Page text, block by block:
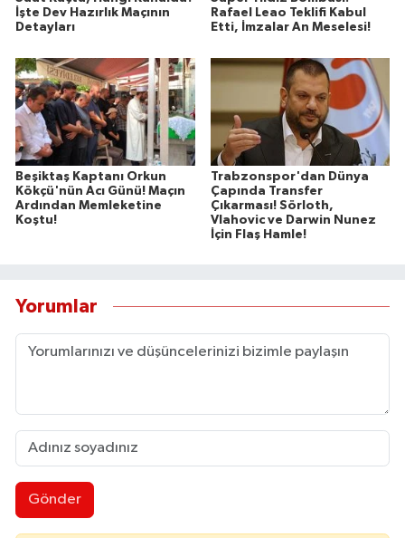
İşte Dev Hazırlık Maçının
Detayları
Rafael Leao Teklifi Kabul
Etti, İmzalar An Meselesi!
Beşiktaş Kaptanı Orkun
Kökçü'nün Acı Günü! Maçın
Ardından Memleketine
Koştu!
Trabzonspor'dan Dünya
Çapında Transfer
Çıkarması! Sörloth,
Vlahovic ve Darwin Nunez
İçin Flaş Hamle!
Yorumlar
Gönder